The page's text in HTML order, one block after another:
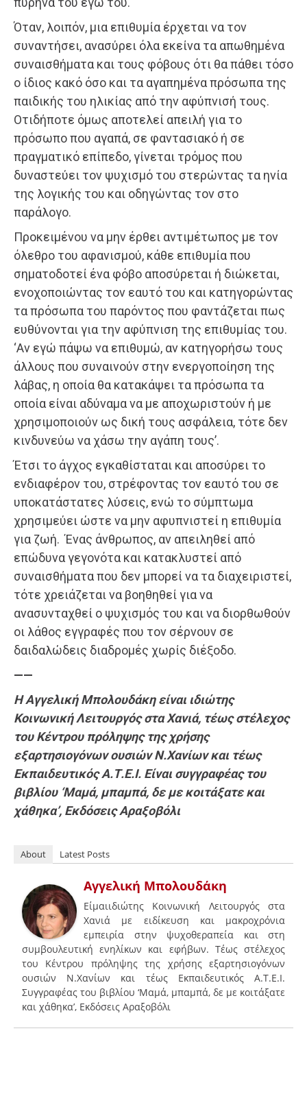
Όταν, λοιπόν, μια επιθυμία έρχεται να τον
συναντήσει, ανασύρει όλα εκείνα τα απωθημένα
συναισθήματα και τους φόβους ότι θα πάθει τόσο
ο ίδιος κακό όσο και τα αγαπημένα πρόσωπα της
παιδικής του ηλικίας από την αφύπνισή τους.
Οτιδήποτε όμως αποτελεί απειλή για το
πρόσωπο που αγαπά, σε φαντασιακό ή σε
πραγματικό επίπεδο, γίνεται τρόμος που
δυναστεύει τον ψυχισμό του στερώντας τα ηνία
της λογικής του και οδηγώντας τον στο
παράλογο.
Προκειμένου να μην έρθει αντιμέτωπος με τον
όλεθρο του αφανισμού, κάθε επιθυμία που
σηματοδοτεί ένα φόβο αποσύρεται ή διώκεται,
ενοχοποιώντας τον εαυτό του και κατηγορώντας
τα πρόσωπα του παρόντος που φαντάζεται πως
ευθύνονται για την αφύπνιση της επιθυμίας του.
‘Αν εγώ πάψω να επιθυμώ, αν κατηγορήσω τους
άλλους που συναινούν στην ενεργοποίηση της
λάβας, η οποία θα κατακάψει τα πρόσωπα τα
οποία είναι αδύναμα να με αποχωριστούν ή με
χρησιμοποιούν ως δική τους ασφάλεια, τότε δεν
κινδυνεύω να χάσω την αγάπη τους’.
Έτσι το άγχος εγκαθίσταται και αποσύρει το
ενδιαφέρον του, στρέφοντας τον εαυτό του σε
υποκατάστατες λύσεις, ενώ το σύμπτωμα
χρησιμεύει ώστε να μην αφυπνιστεί η επιθυμία
για ζωή. Ένας άνθρωπος, αν απειληθεί από
επώδυνα γεγονότα και κατακλυστεί από
συναισθήματα που δεν μπορεί να τα διαχειριστεί,
τότε χρειάζεται να βοηθηθεί για να
ανασυνταχθεί ο ψυχισμός του και να διορθωθούν
οι λάθος εγγραφές που τον σέρνουν σε
δαιδαλώδεις διαδρομές χωρίς διέξοδο.
——
Η Αγγελική Μπολουδάκη είναι ιδιώτης
Κοινωνική Λειτουργός στα Χανιά, τέως στέλεχος
του Κέντρου πρόληψης της χρήσης
εξαρτησιογόνων ουσιών Ν.Χανίων και τέως
Εκπαιδευτικός Α.Τ.Ε.Ι. Είναι συγγραφέας του
βιβλίου ‘Μαμά, μπαμπά, δε με κοιτάξατε και
χάθηκα’, Εκδόσεις Αραξοβόλι
About Latest Posts
Αγγελική Μπολουδάκη
Είμαιιδιώτης Κοινωνική Λειτουργός στα
Χανιά με ειδίκευση και μακροχρόνια
εμπειρία στην ψυχοθεραπεία και στη
συμβουλευτική ενηλίκων και εφήβων. Τέως στέλεχος
του Κέντρου πρόληψης της χρήσης εξαρτησιογόνων
ουσιών Ν.Χανίων και τέως Εκπαιδευτικός Α.Τ.Ε.Ι.
Συγγραφέας του βιβλίου ‘Μαμά, μπαμπά, δε με κοιτάξατε
και χάθηκα’, Εκδόσεις Αραξοβόλι